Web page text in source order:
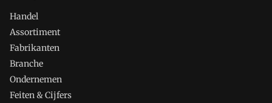
Handel
Assortiment
Fabrikanten
Branche
Ondernemen
Feiten & Cijfers